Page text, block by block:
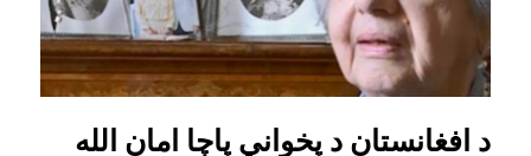
د افغانستان د پخواني پاچا امان الله